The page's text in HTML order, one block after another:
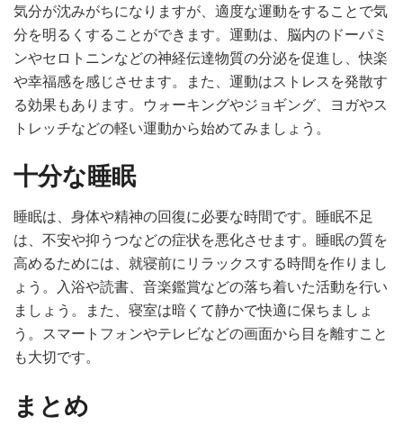
気分が沈みがちになりますが、適度な運動をすることで気
分を明るくすることができます。運動は、脳内のドーパミ
ンやセロトニンなどの神経伝達物質の分泌を促進し、快楽
や幸福感を感じさせます。また、運動はストレスを発散す
る効果もあります。ウォーキングやジョギング、ヨガやス
トレッチなどの軽い運動から始めてみましょう。
十分な睡眠
睡眠は、身体や精神の回復に必要な時間です。睡眠不足
は、不安や抑うつなどの症状を悪化させます。睡眠の質を
高めるためには、就寝前にリラックスする時間を作りまし
ょう。入浴や読書、音楽鑑賞などの落ち着いた活動を行い
ましょう。また、寝室は暗くて静かで快適に保ちましょ
う。スマートフォンやテレビなどの画面から目を離すこと
も大切です。
まとめ